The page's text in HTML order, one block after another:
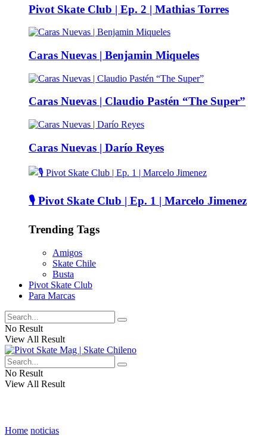
Pivot Skate Club | Ep. 2 | Mathias Torres
Caras Nuevas | Benjamin Miqueles
Caras Nuevas | Claudio Pastén “The Super”
Caras Nuevas | Darío Reyes
🎙️ Pivot Skate Club | Ep. 1 | Marcelo Jimenez
Trending Tags
Amigos
Skate Chile
Busta
Pivot Skate Club
Para Marcas
No Result
View All Result
No Result
View All Result
Home noticias